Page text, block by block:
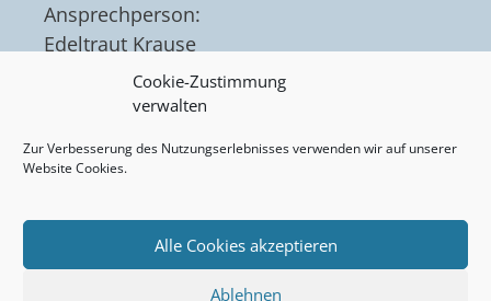
Cookie-Zustimmung
verwalten
Zur Verbesserung des Nutzungserlebnisses verwenden wir auf unserer
Website Cookies.
Alle Cookies akzeptieren
Ablehnen
Ansprechperson:
Edeltraut Krause
Tel. 02325 / 75562
© 2026 unser Quartier Röhlinghausen. Alle Rechte